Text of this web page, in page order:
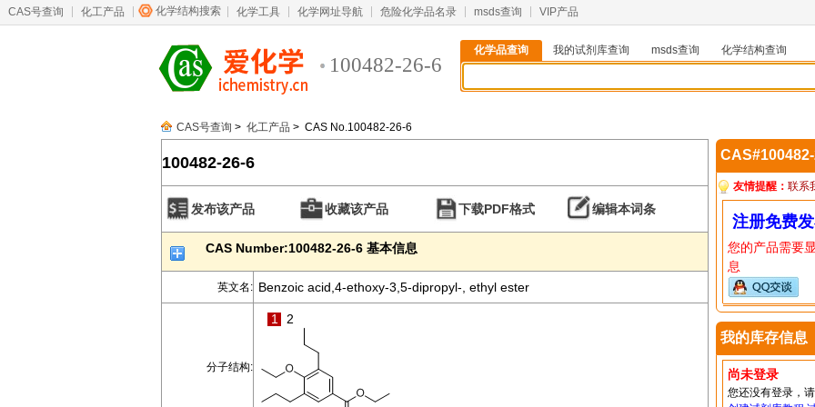
CAS号查询 化工产品 化学结构搜索 化学工具 化学网址导航 危险化学品名录 msds查询 VIP产品
100482-26-6
化学品查询 我的试剂库查询 msds查询 化学结构查询
CAS号查询 > 化工产品 > CAS No.100482-26-6
100482-26-6
发布该产品 收藏该产品 下载PDF格式 编辑本词条
CAS Number:100482-26-6 基本信息
英文名: Benzoic acid,4-ethoxy-3,5-dipropyl-, ethyl ester
分子结构:
1 2
友情提醒： 联系
注册免费
您的产品需要
息
我的库存信息
尚未登录
您还没有登录，